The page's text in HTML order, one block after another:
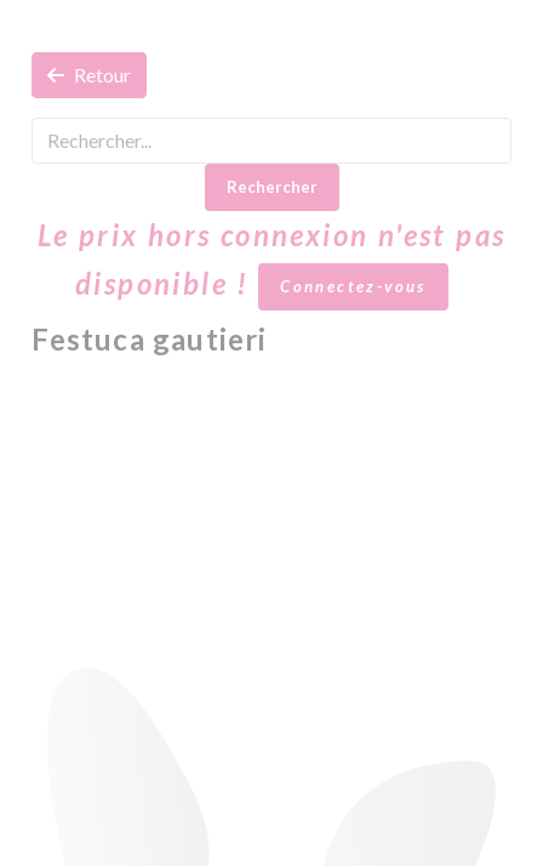
Retour
Rechercher
Le prix hors connexion n'est pas
disponible !
Connectez-vous
Festuca gautieri